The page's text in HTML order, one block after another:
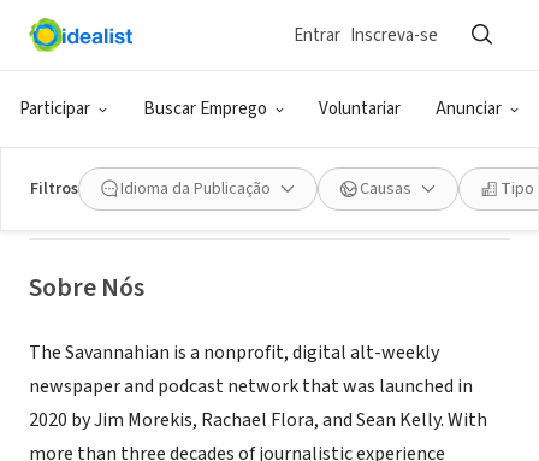
Participar Buscar Emprego Voluntariar Anunciar
Entrar Inscreva-se
Filtros Idioma da Publicação Causas Tipo
The Savannahian
Richmond Hill, GA|thesavannahian.com
Sobre Nós
The Savannahian is a nonprofit, digital alt-weekly
newspaper and podcast network that was launched in
2020 by Jim Morekis, Rachael Flora, and Sean Kelly. With
more than three decades of journalistic experience